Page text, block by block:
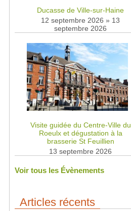
Ducasse de Ville-sur-Haine
12 septembre 2026 » 13
septembre 2026
Visite guidée du Centre-Ville du
Roeulx et dégustation à la
brasserie St Feuillien
13 septembre 2026
Voir tous les Évènements
Articles récents